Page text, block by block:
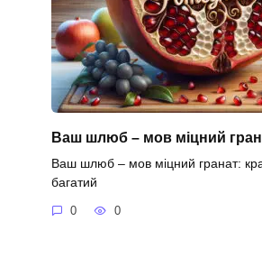
Ваш шлюб – мов міцний
Ваш шлюб – мов міцний гранат:
багатий
0 0